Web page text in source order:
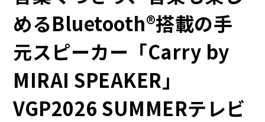
めるBluetooth®︎搭載の手
元スピーカー「Carry by
MIRAI SPEAKER」
VGP2026 SUMMERテレビ